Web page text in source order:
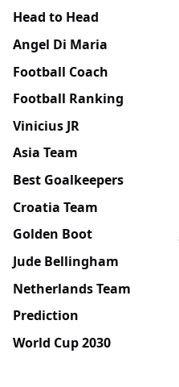
Head to Head
Angel Di Maria
Football Coach
Football Ranking
Vinicius JR
Asia Team
Best Goalkeepers
Croatia Team
Golden Boot
Jude Bellingham
Netherlands Team
Prediction
World Cup 2030